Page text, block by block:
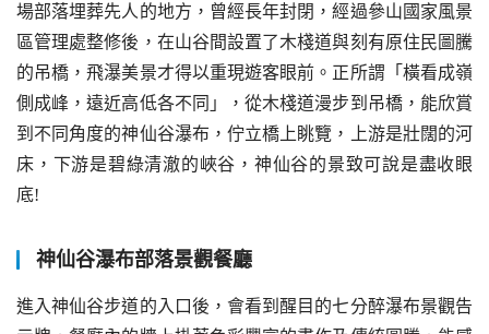
場部落埋葬先人的地方，曾經長年封閉，經過參山國家風景
區管理處整修後，在山谷間設置了木棧道與刻有原住民圖騰
的吊橋，飛瀑美景才得以重現遊客眼前。正所謂「橫看成嶺
側成峰，遠近高低各不同」，從木棧道漫步到吊橋，能欣賞
到不同角度的神仙谷瀑布，佇立橋上眺覽，上游是壯闊的河
床，下游是碧綠清澈的峽谷，神仙谷的景致可說是盡收眼
底!
神仙谷瀑布部落景觀餐廳
進入神仙谷步道的入口後，會看到醒目的七分醉瀑布景觀告